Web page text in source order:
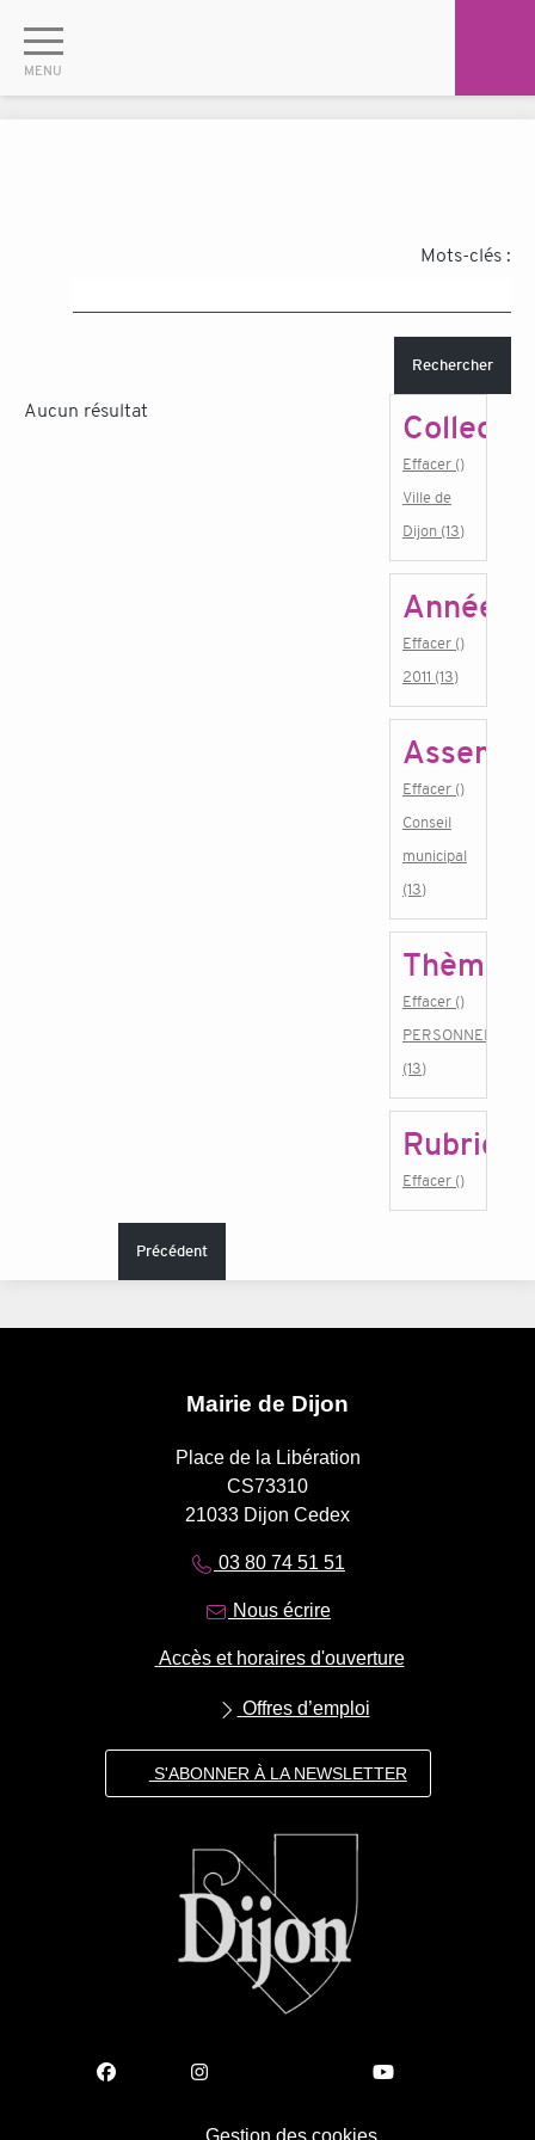
Mots-clés :
Rechercher
Aucun résultat
Effacer ()
Ville de
Dijon (13)
Année
Effacer ()
2011 (13)
Effacer ()
Conseil
municipal
(13)
Thème
Effacer ()
PERSONNEL
(13)
Rubrique
Effacer ()
Précédent
Mairie de Dijon
Place de la Libération
CS73310
21033 Dijon Cedex
03 80 74 51 51
Nous écrire
Accès et horaires d'ouverture
Offres d’emploi
S'ABONNER À LA NEWSLETTER
Gestion des cookies